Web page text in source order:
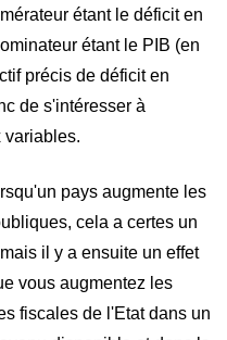
étant le déficit en
étant le PIB (en
précis de déficit en
de s'intéresser à
variables.
pays augmente les
cela a certes un
il y a ensuite un effet
vous augmentez les
fiscales de l'Etat dans un